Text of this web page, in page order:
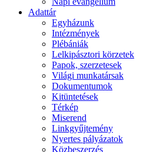
Adattár
Egyházunk
Intézmények
Plébániák
Lelkipásztori körzetek
Papok, szerzetesek
Világi munkatársak
Dokumentumok
Kitüntetések
Térkép
Miserend
Linkgyűjtemény
Nyertes pályázatok
Közbeszerzés